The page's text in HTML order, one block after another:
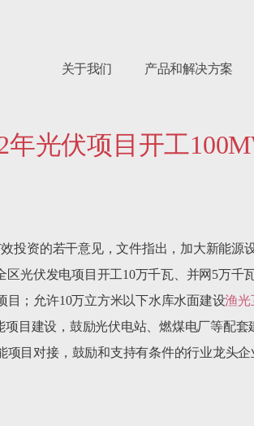
关于我们 产品和解决方案
光伏项目开工
投资的若干意见，文件指出，加大新能源
区光伏发电项目开工10万千瓦、并网5万
；允许10万立方米以下水库水面建设渔光
项目建设，鼓励光伏电站、燃煤电厂等配
目对接，鼓励和支持有条件的行业龙头企